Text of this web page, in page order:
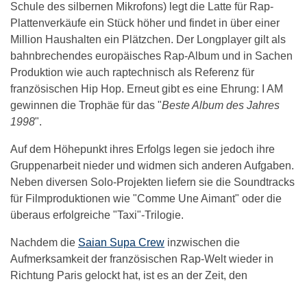
Schule des silbernen Mikrofons) legt die Latte für Rap-
Plattenverkäufe ein Stück höher und findet in über einer
Million Haushalten ein Plätzchen. Der Longplayer gilt als
bahnbrechendes europäisches Rap-Album und in Sachen
Produktion wie auch raptechnisch als Referenz für
französischen Hip Hop. Erneut gibt es eine Ehrung: I AM
gewinnen die Trophäe für das "Beste Album des Jahres
1998".
Auf dem Höhepunkt ihres Erfolgs legen sie jedoch ihre
Gruppenarbeit nieder und widmen sich anderen Aufgaben.
Neben diversen Solo-Projekten liefern sie die Soundtracks
für Filmproduktionen wie "Comme Une Aimant" oder die
überaus erfolgreiche "Taxi"-Trilogie.
Nachdem die Saian Supa Crew inzwischen die
Aufmerksamkeit der französischen Rap-Welt wieder in
Richtung Paris gelockt hat, ist es an der Zeit, den